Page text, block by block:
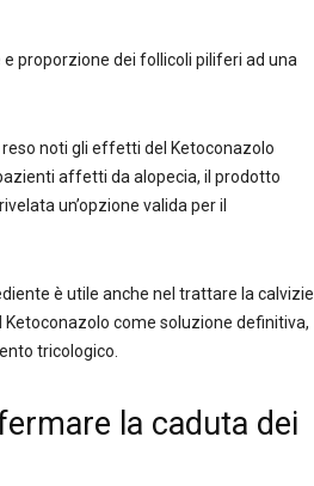
proporzione dei follicoli piliferi ad una
noti gli effetti del Ketoconazolo
affetti da alopecia, il prodotto
un’opzione valida per il
è utile anche nel trattare la calvizie
come soluzione definitiva,
tricologico.
la caduta dei